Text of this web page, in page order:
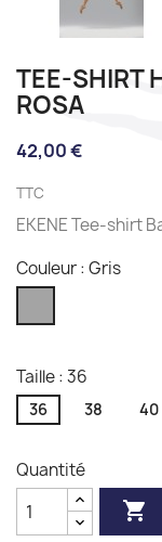
TEE-SHIRT
ROSA
42,00 €
TTC
EKENE Tee-shirt
Couleur : Gris
Taille : 36
36 38 40
Quantité
